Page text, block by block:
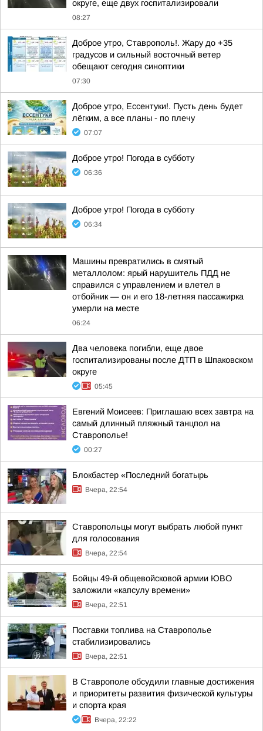
округе, еще двух госпитализировали
08:27
Доброе утро, Ставрополь!. Жару до +35
градусов и сильный восточный ветер
обещают сегодня синоптики
07:30
Доброе утро, Ессентуки!. Пусть день будет
лёгким, а все планы - по плечу
07:07
Доброе утро! Погода в субботу
06:36
Доброе утро! Погода в субботу
06:34
Машины превратились в смятый
металлолом: ярый нарушитель ПДД не
справился с управлением и влетел в
отбойник — он и его 18-летняя пассажирка
умерли на месте
06:24
Два человека погибли, еще двое
госпитализированы после ДТП в Шпаковском
округе
05:45
Евгений Моисеев: Приглашаю всех завтра на
самый длинный пляжный танцпол на
Ставрополье!
00:27
Блокбастер «Последний богатырь
Вчера, 22:54
Ставропольцы могут выбрать любой пункт
для голосования
Вчера, 22:54
Бойцы 49-й общевойсковой армии ЮВО
заложили «капсулу времени»
Вчера, 22:51
Поставки топлива на Ставрополье
стабилизировались
Вчера, 22:51
В Ставрополе обсудили главные достижения
и приоритеты развития физической культуры
и спорта края
Вчера, 22:22